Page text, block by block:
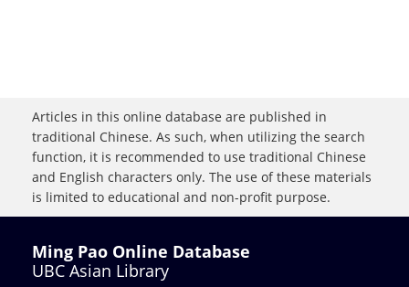
Articles in this online database are published in
traditional Chinese. As such, when utilizing the search
function, it is recommended to use traditional Chinese
and English characters only. The use of these materials
is limited to educational and non-profit purpose.
Ming Pao Online Database
UBC Asian Library